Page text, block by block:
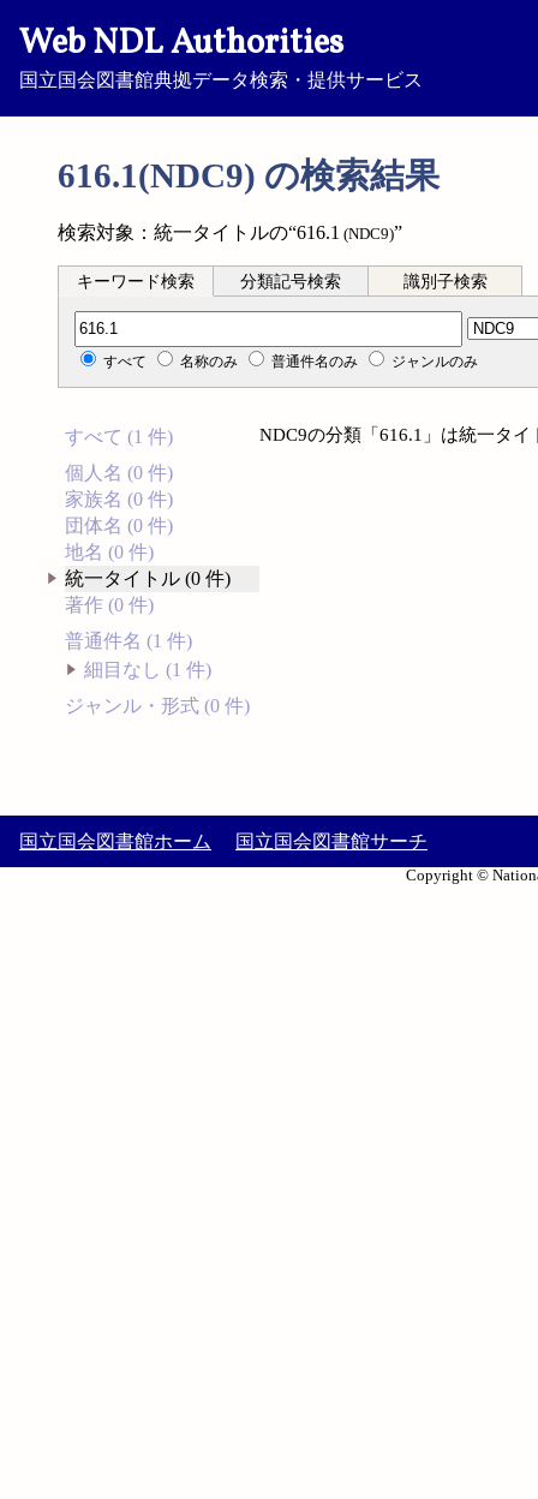
Web NDL Authorities
国立国会図書館典拠データ検索・提供サービス
616.1(NDC9) の検索結果
検索対象：統一タイトルの“616.1 (NDC9)”
キーワード検索 分類記号検索 識別子検索
分類記号検索
すべて 名称のみ 普通件名のみ ジャンルのみ
すべて (1 件)
個人名 (0 件)
家族名 (0 件)
団体名 (0 件)
地名 (0 件)
統一タイトル (0 件)
著作 (0 件)
普通件名 (1 件)
細目なし (1 件)
ジャンル・形式 (0 件)
NDC9の分類「616.1」は統一タ
国立国会図書館ホーム 国立国会図書館サーチ
Copyright ©